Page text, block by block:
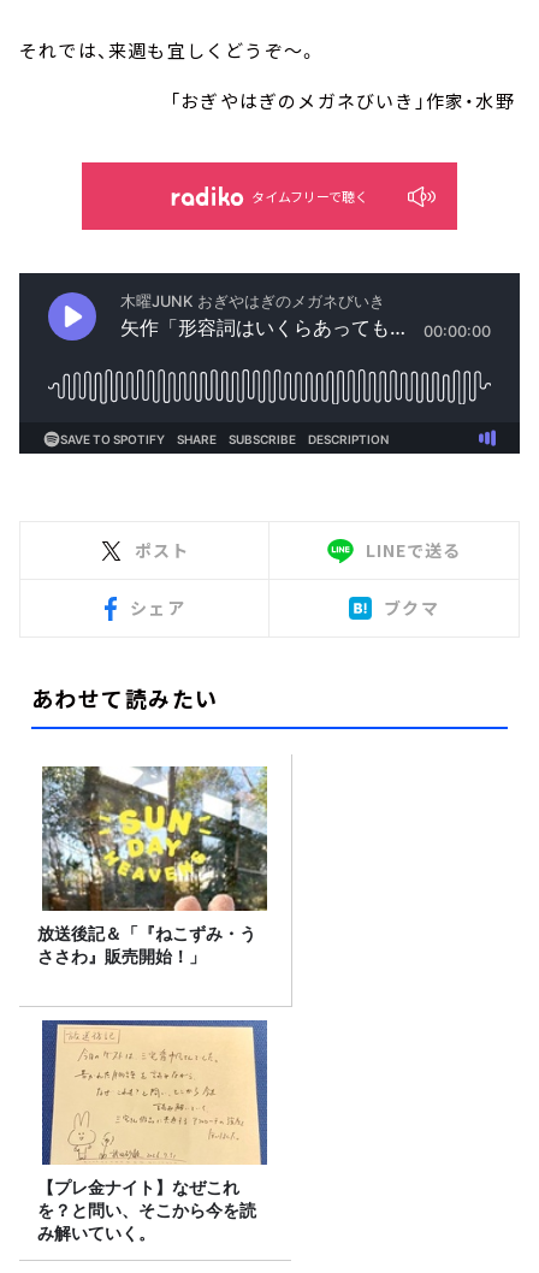
それでは、来週も宜しくどうぞ～。
「おぎやはぎのメガネびいき」作家・水野
タイムフリーで聴く
ポスト LINEで送る
シェア ブクマ
あわせて読みたい
放送後記＆「『ねこずみ・う
ささわ』販売開始！」
【プレ金ナイト】なぜこれ
を？と問い、そこから今を読
み解いていく。